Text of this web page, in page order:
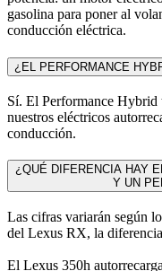
gasolina para poner al
conducción eléctrica.
¿EL PERFORMANCE
Sí. El Performance Hybrid
nuestros eléctricos
conducción.
¿QUÉ DIFERENCIA HAY
Y UN
Las cifras variarán según
del Lexus RX, la
El Lexus 350h